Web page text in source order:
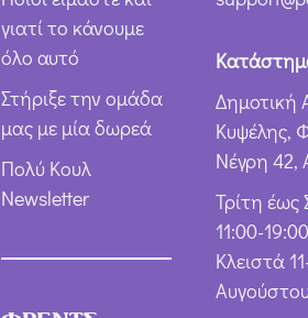
γιατί το κάνουμε
όλο αυτό
Στήριξε την ομάδα
μας με μία δωρεά
Πολύ Κουλ
Newsletter
Δημοτική
Κυψέλης,
Νέγρη 42,
Τρίτη
11:00-19:00
Κλειστά
Αυγούστου